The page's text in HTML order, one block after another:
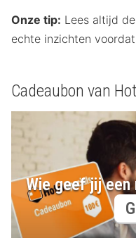
Onze tip: Lees altijd
echte inzichten
Cadeaubon van
Wie geef jij een